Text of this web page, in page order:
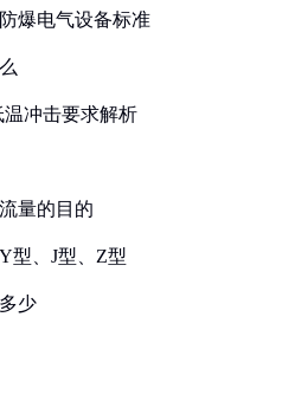
爆电气设备标准
温冲击要求解析
量的目的
型、J型、Z型
少